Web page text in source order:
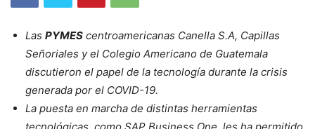
Las PYMES centroamericanas Canella S.A, Capillas
Señoriales y el Colegio Americano de Guatemala
discutieron el papel de la tecnología durante la crisis
generada por el COVID-19.
La puesta en marcha de distintas herramientas